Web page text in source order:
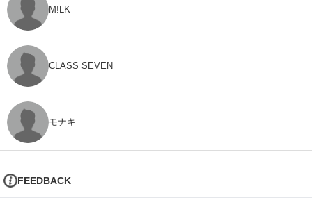
M!LK
CLASS SEVEN
モナキ
FEEDBACK